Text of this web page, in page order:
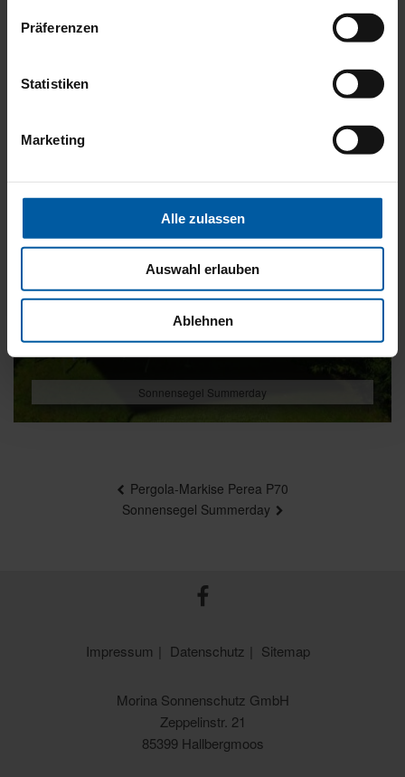
Präferenzen
Statistiken
Marketing
Alle zulassen
Auswahl erlauben
Ablehnen
DAS KÖNNTE SIE AUCH INTERESSIEREN
Sonnensegel Summerday
Pergola-Markise Perea P70
Sonnensegel Summerday
Impressum Datenschutz Sitemap
Morina Sonnenschutz GmbH
Zeppelinstr. 21
85399 Hallbergmoos